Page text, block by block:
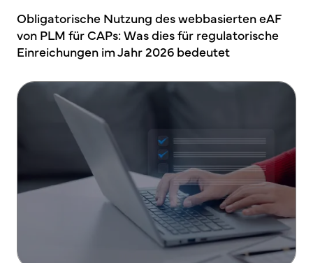
Obligatorische Nutzung des webbasierten eAF
von PLM für CAPs: Was dies für regulatorische
Einreichungen im Jahr 2026 bedeutet